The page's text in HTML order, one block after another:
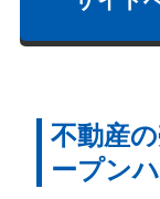
不動産
ープン